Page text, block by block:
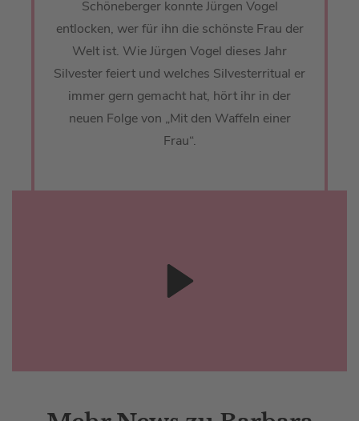
Schöneberger konnte Jürgen Vogel
entlocken, wer für ihn die schönste Frau der
Welt ist. Wie Jürgen Vogel dieses Jahr
Silvester feiert und welches Silvesterritual er
immer gern gemacht hat, hört ihr in der
neuen Folge von „Mit den Waffeln einer
Frau“.